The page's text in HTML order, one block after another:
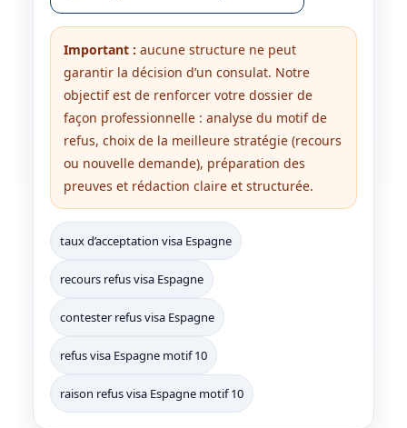
Important : aucune structure ne peut
garantir la décision d’un consulat. Notre
objectif est de renforcer votre dossier de
façon professionnelle : analyse du motif de
refus, choix de la meilleure stratégie (recours
ou nouvelle demande), préparation des
preuves et rédaction claire et structurée.
taux d’acceptation visa Espagne
recours refus visa Espagne
contester refus visa Espagne
refus visa Espagne motif 10
raison refus visa Espagne motif 10